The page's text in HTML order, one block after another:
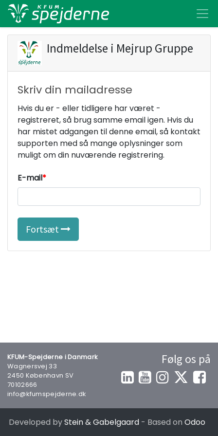
Indmeldelse i Mejrup Gruppe
Skriv din mailadresse
Hvis du er - eller tidligere har været -
registreret, så brug samme email igen. Hvis du
har mistet adgangen til denne email, så kontakt
supporten med så mange oplysninger som
muligt om din nuværende registrering.
E-mail
Fortsæt
KFUM-Spejderne i Danmark
Wagnersvej 33
2450 København SV
70102666
info@kfumspejderne.dk
Følg os på
Developed byStein & Gabelgaard - Based on Odoo